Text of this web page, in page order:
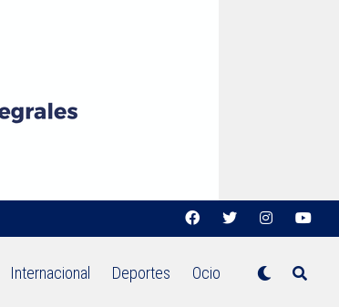
Internacional Deportes Ocio